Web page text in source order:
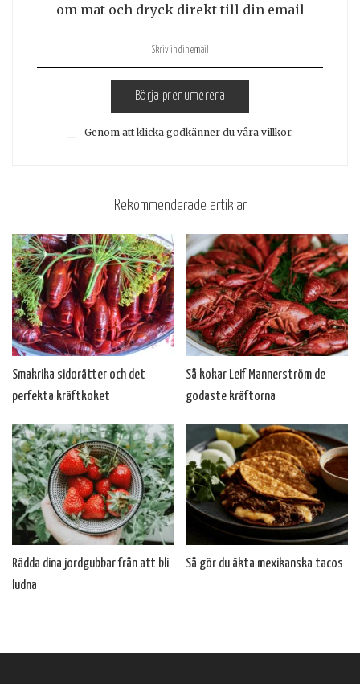
om mat och dryck direkt till din email
Börja prenumerera
Genom att klicka godkänner du våra villkor.
Rekommenderade artiklar
Smakrika sidorätter och det
perfekta kräftkoket
Så kokar Leif Mannerström de
godaste kräftorna
Rädda dina jordgubbar från att bli
ludna
Så gör du äkta mexikanska tacos